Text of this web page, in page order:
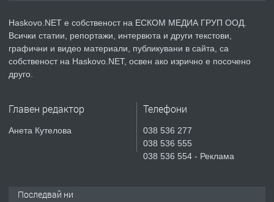
преди 3 дни
ПРЕДЛАГА
🔑 ОБЗАВЕДЕНА ГАРСОНИЕРА ПОД
НАПЪЛНО ОБЗАВЕДЕН И
Haskovo.NET е собственост на ЕСКОМ МЕДИА ГРУП ООД.
Всички статии, репортажи, интервюта и други текстови,
графични и видео материали, публикувани в сайта, са
собственост на Haskovo.NET, освен ако изрично е посочено
друго.
Главен редактор
Анета Кутелова
Телефони
038 536 277
038 536 555
038 536 554 - Реклама
Последвай ни